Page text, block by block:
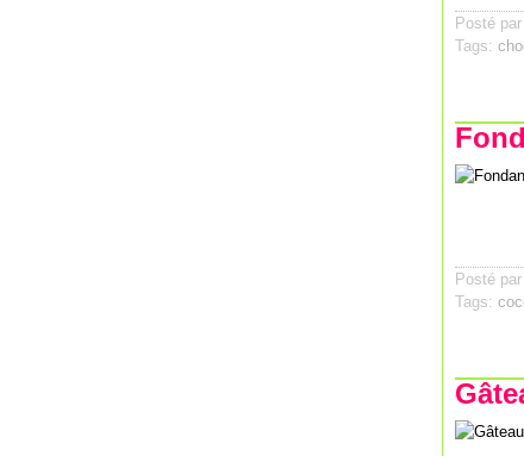
Posté
Tags:
Posté
Tags: